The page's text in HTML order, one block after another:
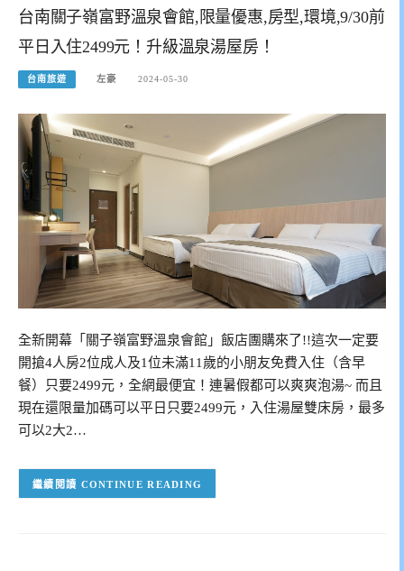
台南關子嶺富野溫泉會館,限量優惠,房型,環境,9/30前
平日入住2499元！升級溫泉湯屋房！
台南旅遊 左豪 2024-05-30
全新開幕「關子嶺富野溫泉會館」飯店團購來了!!這次一定要
開搶4人房2位成人及1位未滿11歲的小朋友免費入住（含早
餐）只要2499元，全網最便宜！連暑假都可以爽爽泡湯~ 而且
現在還限量加碼可以平日只要2499元，入住湯屋雙床房，最多
可以2大2…
CONTINUE READING